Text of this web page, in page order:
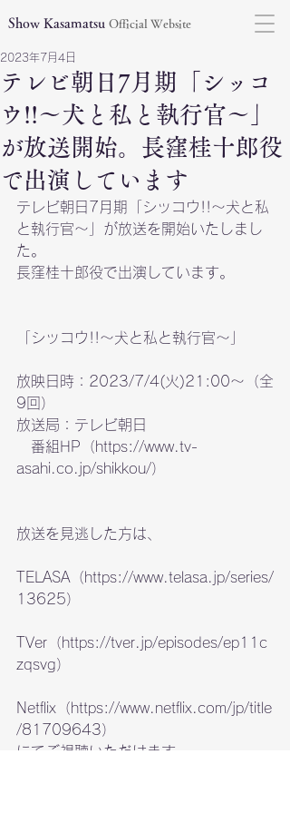
Show Kasamatsu Official Website
テレビ朝日7月期「シッコ
ウ!!〜犬と私と執行官〜」
が放送開始。長窪桂十郎役
で出演しています
2023年7月4日
テレビ朝日7月期「シッコウ!!〜犬と私
と執行官〜」が放送を開始いたしまし
た。
長窪桂十郎役で出演しています。
「シッコウ!!〜犬と私と執行官〜」
放映日時：2023/7/4(火)21:00〜（全
9回）
放送局：テレビ朝日
番組HP（https://www.tv-
asahi.co.jp/shikkou/）
放送を見逃した方は、
TELASA（https://www.telasa.jp/series/
13625）
TVer（https://tver.jp/episodes/ep11c
zqsvg）
Netflix（https://www.netflix.com/jp/title
/81709643）
にてご視聴いただけます。